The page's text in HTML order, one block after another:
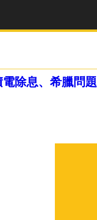
除息、希臘問